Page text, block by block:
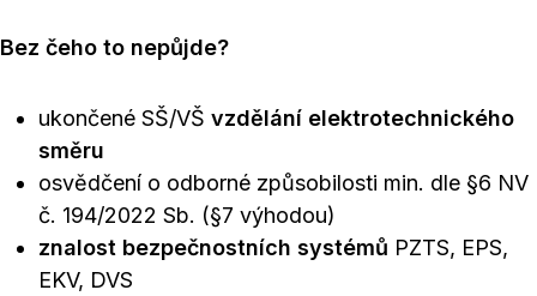
Bez čeho to nepůjde?
ukončené SŠ/VŠ vzdělání elektrotechnického
směru
osvědčení o odborné způsobilosti min. dle §6 NV
č. 194/2022 Sb. (§7 výhodou)
znalost bezpečnostních systémů PZTS, EPS,
EKV, DVS